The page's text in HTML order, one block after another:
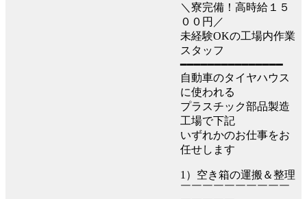
＼寮完備！高時給１５
００円／
未経験OKの工場内作業
スタッフ
━━━━━━━━━━━━━━━
自動車のタイヤハウス
に使われる
プラスチック部品製造
工場で下記
いずれかのお仕事をお
任せします
1）空き箱の運搬＆整理
￣￣￣￣￣￣￣￣￣￣